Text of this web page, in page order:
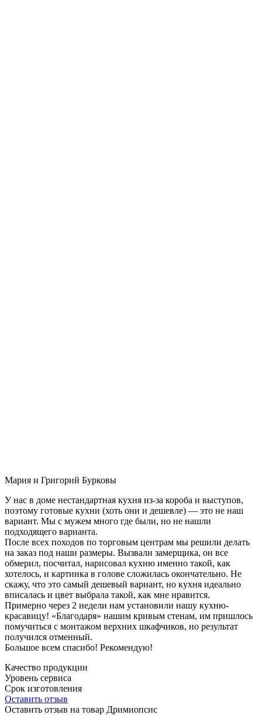
Мария и Григорий Бурковы
У нас в доме нестандартная кухня из-за короба и выступов,
поэтому готовые кухни (хоть они и дешевле) — это не наш
вариант. Мы с мужем много где были, но не нашли
подходящего варианта.
После всех походов по торговым центрам мы решили делать
на заказ под наши размеры. Вызвали замерщика, он все
обмерил, посчитал, нарисовал кухню именно такой, как
хотелось, и картинка в голове сложилась окончательно. Не
скажу, что это самый дешевый вариант, но кухня идеально
вписалась и цвет выбрала такой, как мне нравится.
Примерно через 2 недели нам установили нашу кухню-
красавицу! «Благодаря» нашим кривым стенам, им пришлось
помучиться с монтажом верхних шкафчиков, но результат
получился отменный.
Большое всем спасибо! Рекомендую!
Качество продукции
Уровень сервиса
Срок изготовления
Оставить отзыв
Оставить отзыв на товар Дримиопсис